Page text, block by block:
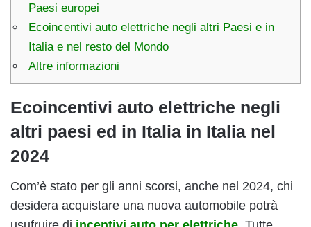
Paesi europei
Ecoincentivi auto elettriche negli altri Paesi e in
Italia e nel resto del Mondo
Altre informazioni
Ecoincentivi auto elettriche negli
altri paesi ed in Italia in Italia nel
2024
Com’è stato per gli anni scorsi, anche nel 2024, chi
desidera acquistare una nuova automobile potrà